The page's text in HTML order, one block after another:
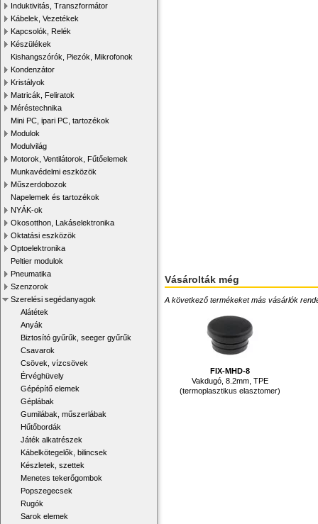
Induktivitás, Transzformátor
Kábelek, Vezetékek
Kapcsolók, Relék
Készülékek
Kishangszórók, Piezók, Mikrofonok
Kondenzátor
Kristályok
Matricák, Feliratok
Méréstechnika
Mini PC, ipari PC, tartozékok
Modulok
Modulvilág
Motorok, Ventilátorok, Fűtőelemek
Munkavédelmi eszközök
Műszerdobozok
Napelemek és tartozékok
NYÁK-ok
Okosotthon, Lakáselektronika
Oktatási eszközök
Optoelektronika
Peltier modulok
Pneumatika
Szenzorok
Szerelési segédanyagok
Alátétek
Anyák
Biztosító gyűrűk, seeger gyűrűk
Csavarok
Csövek, vízcsövek
Érvéghüvely
Gépépítő elemek
Géplábak
Gumilábak, műszerlábak
Hűtőbordák
Játék alkatrészek
Kábelkötegelők, bilincsek
Készletek, szettek
Menetes tekerőgombok
Popszegecsek
Rugók
Sarok elemek
Vásárolták még
A következő termékeket más vásárlók
FIX-MHD-8
Vakdugó, 8.2mm, TPE
(termoplasztikus elasztomer)